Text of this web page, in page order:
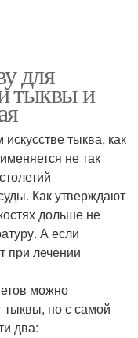
для
тыквы и
тыква, как
не так
Как утверждают
дольше не
А если
при лечении
можно
тыквы, но с самой
два: